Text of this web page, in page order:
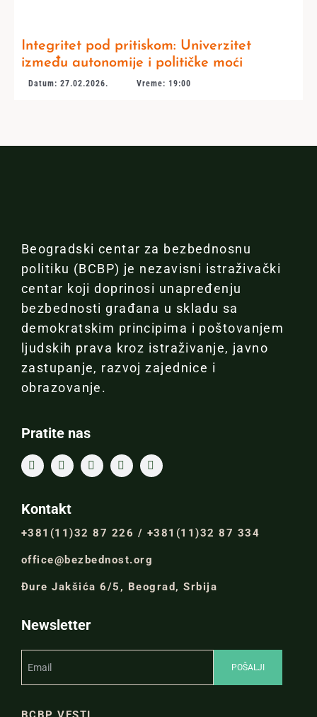
Integritet pod pritiskom: Univerzitet
između autonomije i političke moći
Datum: 27.02.2026. Vreme: 19:00
Beogradski centar za bezbednosnu
politiku (BCBP) je nezavisni istraživački
centar koji doprinosi unapređenju
bezbednosti građana u skladu sa
demokratskim principima i poštovanjem
ljudskih prava kroz istraživanje, javno
zastupanje, razvoj zajednice i
obrazovanje.
Pratite nas
Kontakt
+381(11)32 87 226 / +381(11)32 87 334
office@bezbednost.org
Đure Jakšića 6/5, Beograd, Srbija
Newsletter